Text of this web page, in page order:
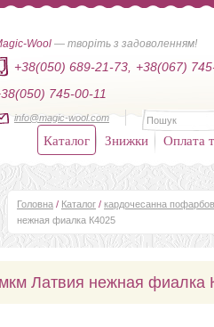
Wool — творіть з задоволенням!
+38(050) 689-21-73,
+38(067)
745-00-11
info@magic-wool.com
Каталог Знижки Оплата
Головна / Каталог / кардочесанна
нежная фиалка К4025
Латвия нежная фиалка